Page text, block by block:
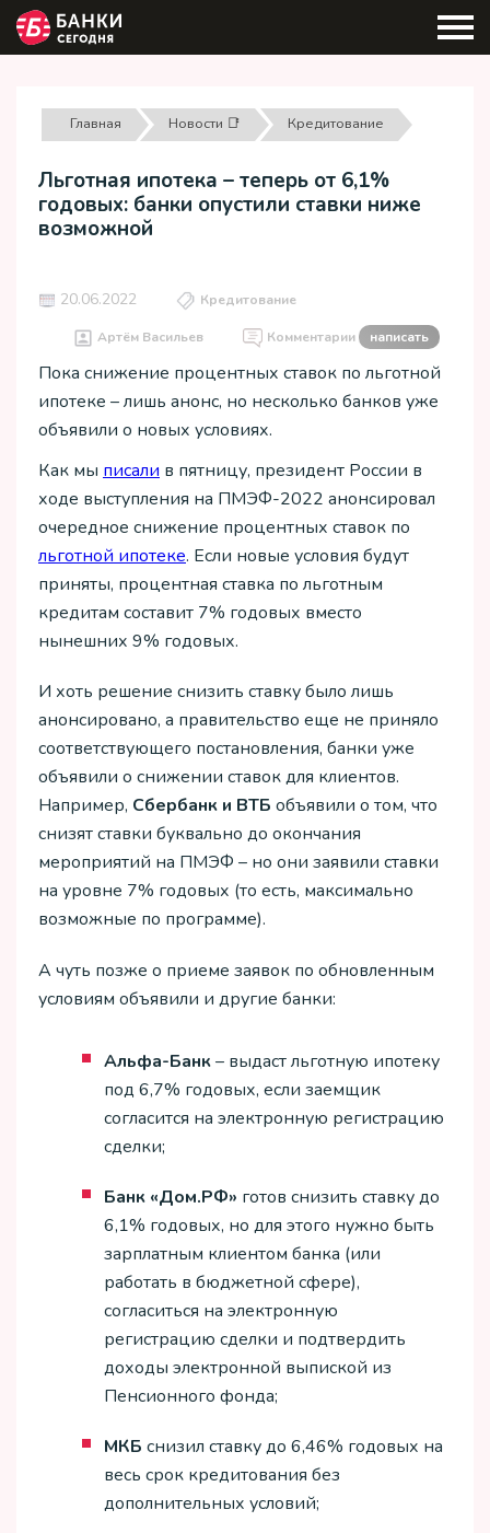
Главная Новости 📑 Кредитование
Льготная ипотека – теперь от 6,1%
годовых: банки опустили ставки ниже
возможной
20.06.2022 Кредитование
Артём Васильев Комментарии написать
Пока снижение процентных ставок по льготной
ипотеке – лишь анонс, но несколько банков уже
объявили о новых условиях.
Как мы писали в пятницу, президент России в
ходе выступления на ПМЭФ-2022 анонсировал
очередное снижение процентных ставок по
льготной ипотеке. Если новые условия будут
приняты, процентная ставка по льготным
кредитам составит 7% годовых вместо
нынешних 9% годовых.
И хоть решение снизить ставку было лишь
анонсировано, а правительство еще не приняло
соответствующего постановления, банки уже
объявили о снижении ставок для клиентов.
Например, Сбербанк и ВТБ объявили о том, что
снизят ставки буквально до окончания
мероприятий на ПМЭФ – но они заявили ставки
на уровне 7% годовых (то есть, максимально
возможные по программе).
А чуть позже о приеме заявок по обновленным
условиям объявили и другие банки:
Альфа-Банк– выдаст льготную ипотеку
под 6,7% годовых, если заемщик
согласится на электронную регистрацию
сделки;
Банк «Дом.РФ» готов снизить ставку до
6,1% годовых, но для этого нужно быть
зарплатным клиентом банка (или
работать в бюджетной сфере),
согласиться на электронную
регистрацию сделки и подтвердить
доходы электронной выпиской из
Пенсионного фонда;
МКБ снизил ставку до 6,46% годовых на
весь срок кредитования без
дополнительных условий;